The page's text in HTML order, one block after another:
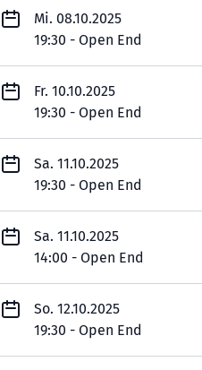
Mi. 08.10.2025
19:30 - Open End
Fr. 10.10.2025
19:30 - Open End
Sa. 11.10.2025
19:30 - Open End
Sa. 11.10.2025
14:00 - Open End
So. 12.10.2025
19:30 - Open End